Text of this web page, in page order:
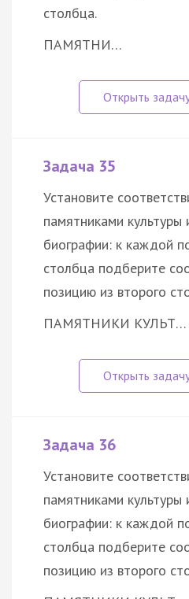
столбца.
ПАМЯТНИ…
Задача 35
Установите
памятниками
биографии: к каждой
столбца подберите
позицию из второго
ПАМЯТНИКИ КУЛЬТ…
Задача 36
Установите
памятниками
биографии: к каждой
столбца подберите
позицию из второго